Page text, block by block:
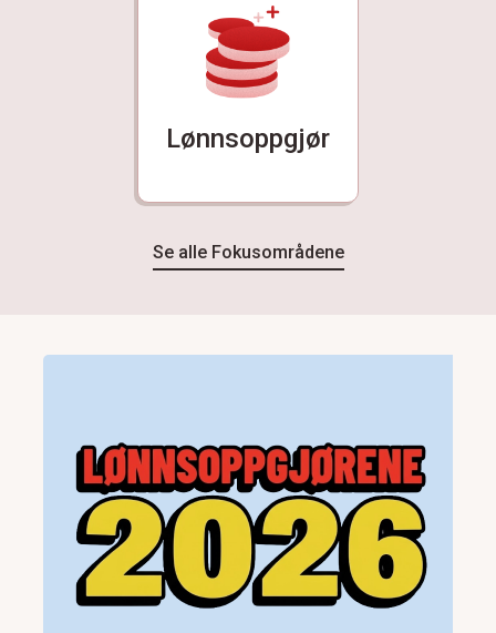
Lønnsoppgjør
Se alle Fokusområdene